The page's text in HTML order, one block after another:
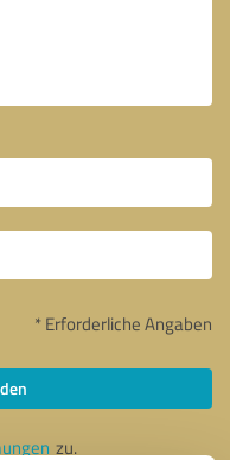
* Erforderliche Angaben
zu.